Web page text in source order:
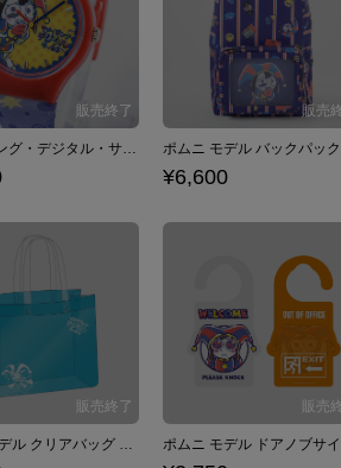
アメイジング・デジタル・サーカス モデル 腕時計
¥6,600
ポムニ モデル クリアバッグ アメイジング・デジタル・サーカス